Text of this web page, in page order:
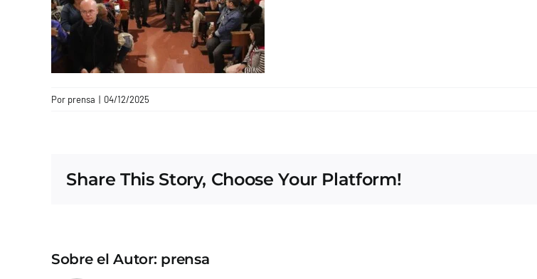
Por prensa | 04/12/2025
Share This Story, Choose Your Platform!
Sobre el Autor: prensa